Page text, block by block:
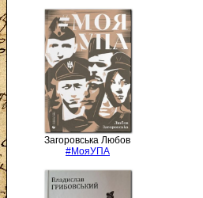
Загоровська Любов
#МояУПА